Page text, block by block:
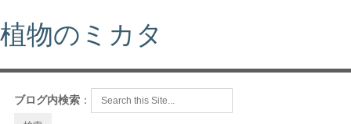
植物のミカタ
ブログ内検索 ：